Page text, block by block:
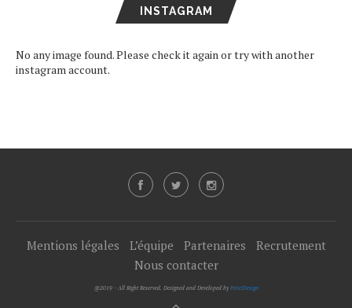
INSTAGRAM
No any image found. Please check it again or try with another
instagram account.
Mentions légales L’équipe Partenaires
Recrutement
Nous contacter
@2019 - All Right Reserved. Designed and Developed by PenciDesign